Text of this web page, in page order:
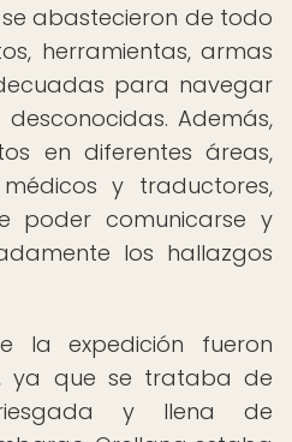
abastecieron de todo
herramientas, armas
para navegar
Además,
en diferentes áreas,
y traductores,
poder comunicarse y
los hallazgos
la expedición fueron
ya que se trataba de
y llena de